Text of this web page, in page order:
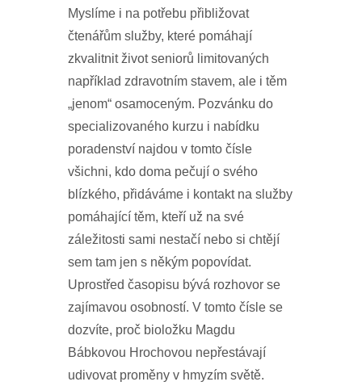
Myslíme i na potřebu přibližovat
čtenářům služby, které pomáhají
zkvalitnit život seniorů limitovaných
například zdravotním stavem, ale i těm
„jenom“ osamoceným. Pozvánku do
specializovaného kurzu i nabídku
poradenství najdou v tomto čísle
všichni, kdo doma pečují o svého
blízkého, přidáváme i kontakt na služby
pomáhající těm, kteří už na své
záležitosti sami nestačí nebo si chtějí
sem tam jen s někým popovídat.
Uprostřed časopisu bývá rozhovor se
zajímavou osobností. V tomto čísle se
dozvíte, proč bioložku Magdu
Bábkovou Hrochovou nepřestávají
udivovat proměny v hmyzím světě.